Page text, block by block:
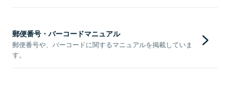
郵便番号・バーコードマニュアル
郵便番号や、バーコードに関するマニュアルを掲載していま
す。